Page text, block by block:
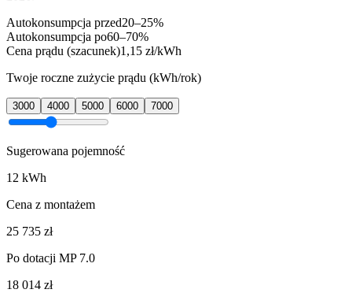
Autokonsumpcja przed20–25%
Autokonsumpcja po60–70%
Cena prądu (szacunek)1,15 zł/kWh
Twoje roczne zużycie prądu (kWh/rok)
3000 4000 5000 6000 7000
Sugerowana pojemność
12 kWh
Cena z montażem
25 735 zł
Po dotacji MP 7.0
18 014 zł